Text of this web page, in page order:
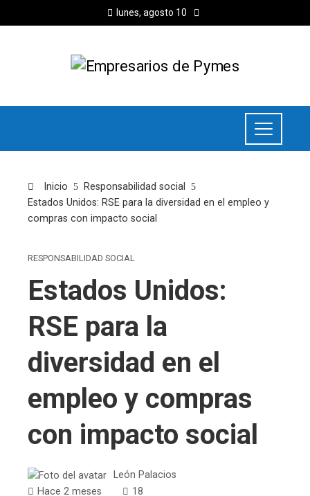
lunes, agosto 10
Inicio
Responsabilidad social
Estados Unidos: RSE para la diversidad en el empleo y
compras con impacto social
RESPONSABILIDAD SOCIAL
Estados Unidos:
RSE para la
diversidad en el
empleo y compras
con impacto social
León Palacios
Hace 2 meses
18